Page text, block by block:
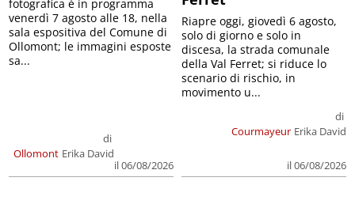
Ollomont
di
Erika David
il 06/08/2026
fotografica è in programma
venerdì 7 agosto alle 18, nella
sala espositiva del Comune di
Ollomont; le immagini esposte
sa...
Courmayeur
di
Erika David
il 06/08/2026
Riapre oggi, giovedì 6 agosto,
solo di giorno e solo in
discesa, la strada comunale
della Val Ferret; si riduce lo
scenario di rischio, in
movimento u...